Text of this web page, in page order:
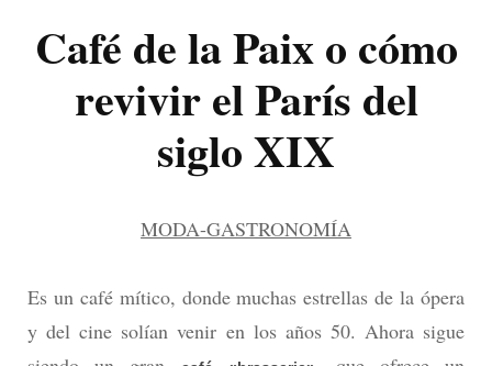
Café de la Paix o cómo
revivir el París del
siglo XIX
MODA-GASTRONOMÍA
Es un café mítico, donde muchas estrellas de la ópera
y del cine solían venir en los años 50. Ahora sigue